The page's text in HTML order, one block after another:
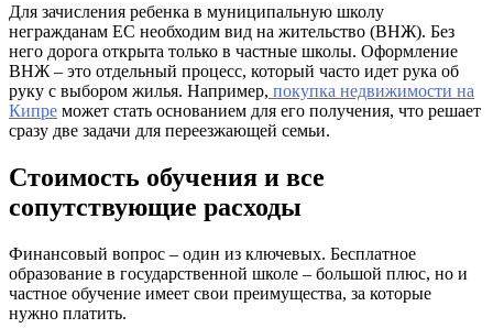
Для зачисления ребенка в муниципальную школу
негражданам ЕС необходим вид на жительство (ВНЖ). Без
него дорога открыта только в частные школы. Оформление
ВНЖ – это отдельный процесс, который часто идет рука об
руку с выбором жилья. Например, покупка недвижимости на
Кипре может стать основанием для его получения, что решает
сразу две задачи для переезжающей семьи.
Стоимость обучения и все
сопутствующие расходы
Финансовый вопрос – один из ключевых. Бесплатное
образование в государственной школе – большой плюс, но и
частное обучение имеет свои преимущества, за которые
нужно платить.